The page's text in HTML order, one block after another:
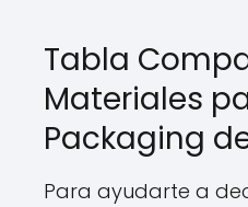
Tabla
Materiales
Packaging
Para ayudarte a